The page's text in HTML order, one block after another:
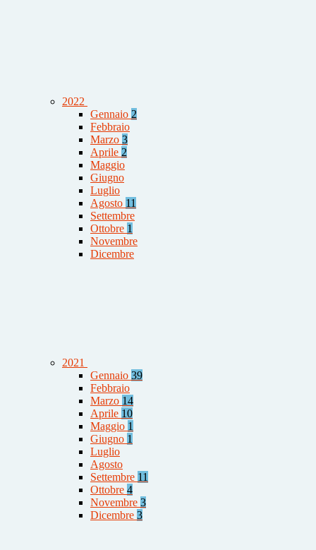
2022
Gennaio 2
Febbraio
Marzo 3
Aprile 2
Maggio
Giugno
Luglio
Agosto 11
Settembre
Ottobre 1
Novembre
Dicembre
2021
Gennaio 39
Febbraio
Marzo 14
Aprile 10
Maggio 1
Giugno 1
Luglio
Agosto
Settembre 11
Ottobre 4
Novembre 3
Dicembre 3